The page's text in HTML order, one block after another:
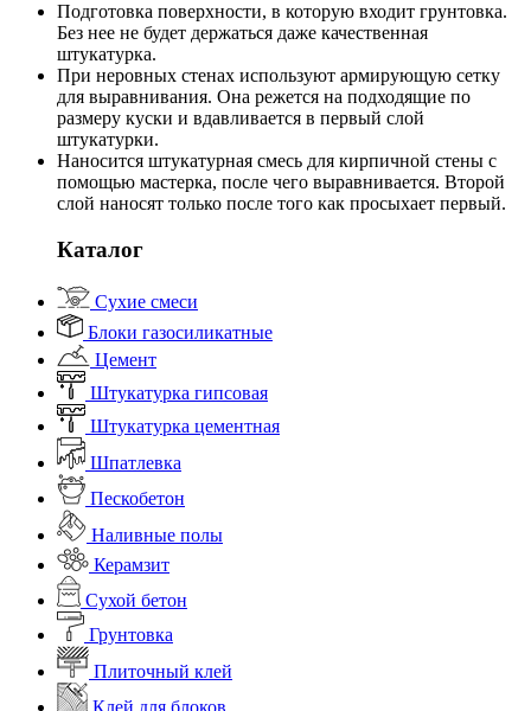
Подготовка поверхности, в которую входит грунтовка.
Без нее не будет держаться даже качественная
штукатурка.
При неровных стенах используют армирующую сетку
для выравнивания. Она режется на подходящие по
размеру куски и вдавливается в первый слой
штукатурки.
Наносится штукатурная смесь для кирпичной стены с
помощью мастерка, после чего выравнивается. Второй
слой наносят только после того как просыхает первый.
Каталог
Сухие смеси
Блоки газосиликатные
Цемент
Штукатурка гипсовая
Штукатурка цементная
Шпатлевка
Пескобетон
Наливные полы
Керамзит
Сухой бетон
Грунтовка
Плиточный клей
Клей для блоков